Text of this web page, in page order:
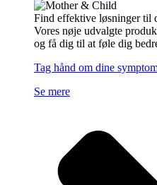
Find effektive løsninger til
Vores nøje udvalgte
og få dig til at føle dig
Tag hånd om dine
Se mere